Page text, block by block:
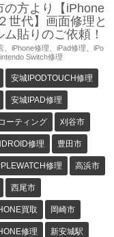
の方より【iPhone
世代】画面修理と
ム貼りのご依頼！
iPhone修理 iPad修理
iPo
Switch修理
安城IPODTOUCH修理
安城IPAD修理
ーティング 刈谷市
修理 豊田市
修理 高浜市
西尾市
買取 岡崎市
修理 新安城駅